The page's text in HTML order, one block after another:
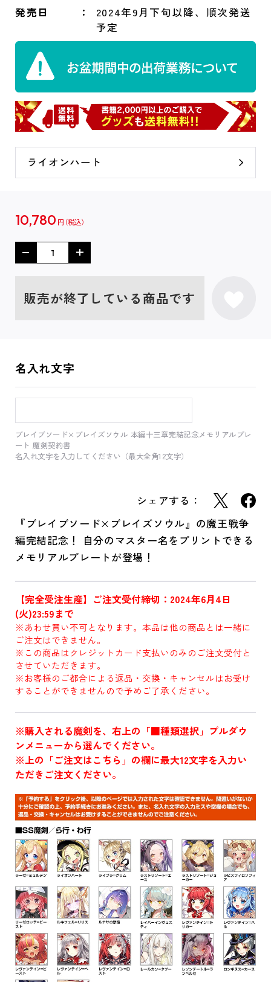
発売日
2024年9月下旬以降、順次発送
予定
ライオンハート
10,780 円
販売が終了している商品です
名入れ文字
ブレイブソード×ブレイズソウル 本編十三章完結記念メモリアルプレ
ート 魔剣契約書
名入れ文字を入力してください（最大全角12文字）
シェアする：
『ブレイブソード×ブレイズソウル』の魔王戦争
編完結記念！ 自分のマスター名をプリントできる
メモリアルプレートが登場！
【完全受注生産】ご注文受付締切：2024年6月4日
(火)23:59まで
※あわせ買い不可となります。本品は他の商品とは一緒に
ご注文はできません。
※この商品はクレジットカード支払いのみのご注文受付と
させていただきます。
※お客様のご都合による返品・交換・キャンセルはお受け
することができませんので予めご了承ください。
※購入される魔剣を、右上の「■種類選択」プルダウ
ンメニューから選んでください。
※上の「ご注文はこちら」の欄に最大12文字を入力い
ただきご注文ください。